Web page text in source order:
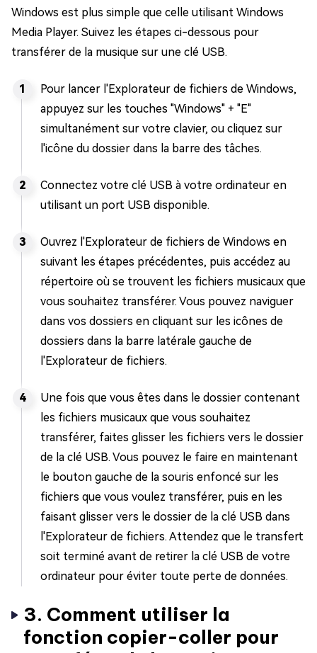
Windows est plus simple que celle utilisant Windows
Media Player. Suivez les étapes ci-dessous pour
transférer de la musique sur une clé USB.
Pour lancer l'Explorateur de fichiers de Windows,
appuyez sur les touches "Windows" + "E"
simultanément sur votre clavier, ou cliquez sur
l'icône du dossier dans la barre des tâches.
Connectez votre clé USB à votre ordinateur en
utilisant un port USB disponible.
Ouvrez l'Explorateur de fichiers de Windows en
suivant les étapes précédentes, puis accédez au
répertoire où se trouvent les fichiers musicaux que
vous souhaitez transférer. Vous pouvez naviguer
dans vos dossiers en cliquant sur les icônes de
dossiers dans la barre latérale gauche de
l'Explorateur de fichiers.
Une fois que vous êtes dans le dossier contenant
les fichiers musicaux que vous souhaitez
transférer, faites glisser les fichiers vers le dossier
de la clé USB. Vous pouvez le faire en maintenant
le bouton gauche de la souris enfoncé sur les
fichiers que vous voulez transférer, puis en les
faisant glisser vers le dossier de la clé USB dans
l'Explorateur de fichiers. Attendez que le transfert
soit terminé avant de retirer la clé USB de votre
ordinateur pour éviter toute perte de données.
3. Comment utiliser la
fonction copier-coller pour